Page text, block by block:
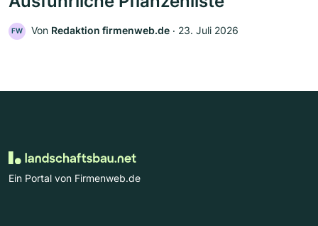
FW Von Redaktion firmenweb.de ‧ 23. Juli 2026
Ein Portal von Firmenweb.de